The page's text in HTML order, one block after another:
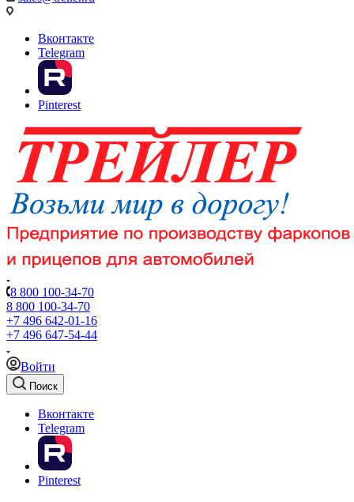
Вконтакте
Telegram
Pinterest
8 800 100-34-70
8 800 100-34-70
+7 496 642-01-16
+7 496 647-54-44
Войти
Поиск
Вконтакте
Telegram
Pinterest